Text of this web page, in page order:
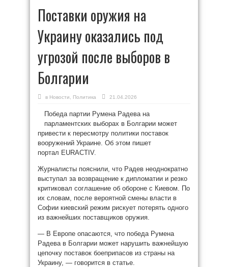
Поставки оружия на
Украину оказались под
угрозой после выборов в
Болгарии
в Новости Политика 21.04.2026
Победа партии Румена Радева на
парламентских выборах в Болгарии может
привести к пересмотру политики поставок
вооружений Украине. Об этом пишет
портал EURACTIV.
Журналисты пояснили, что Радев неоднократно
выступал за возвращение к дипломатии и резко
критиковал соглашение об обороне с Киевом. По
их словам, после вероятной смены власти в
Софии киевский режим рискует потерять одного
из важнейших поставщиков оружия.
— В Европе опасаются, что победа Румена
Радева в Болгарии может нарушить важнейшую
цепочку поставок боеприпасов из страны на
Украину, — говорится в статье.